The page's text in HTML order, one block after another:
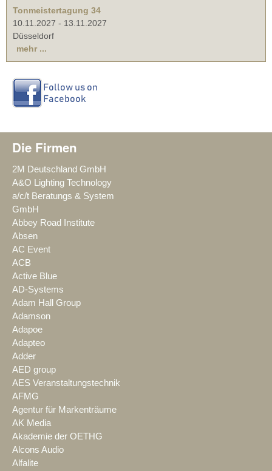
Tonmeistertagung 34
10.11.2027 - 13.11.2027
Düsseldorf
mehr ...
Die Firmen
2M Deutschland GmbH
A&O Lighting Technology
a/c/t Beratungs & System
GmbH
Abbey Road Institute
Absen
AC Event
ACB
Active Blue
AD-Systems
Adam Hall Group
Adamson
Adapoe
Adapteo
Adder
AED group
AES Veranstaltungstechnik
AFMG
Agentur für Markenträume
AK Media
Akademie der OETHG
Alcons Audio
Alfalite